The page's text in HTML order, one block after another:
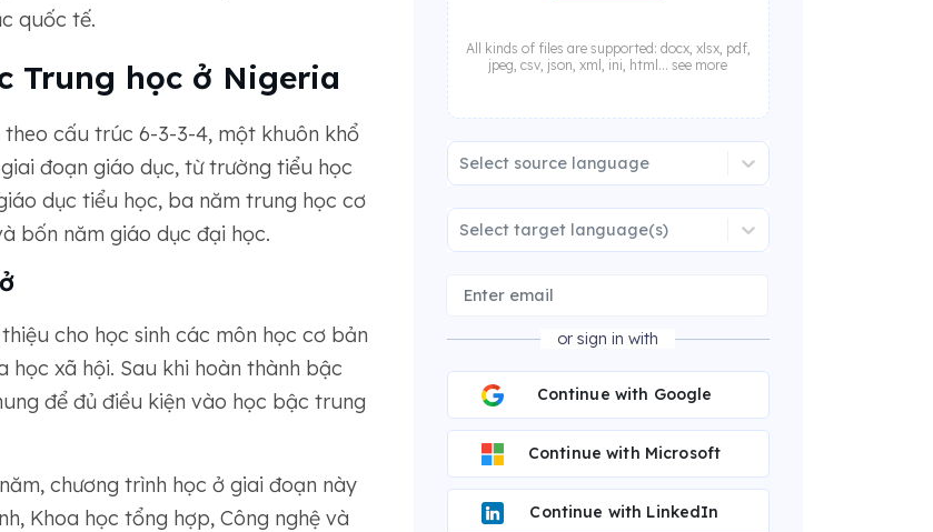
quốc tế.
Trung học ở Nigeria
cấu trúc 6-3-3-4, một khuôn khổ
đoạn giáo dục, từ trường tiểu học
dục tiểu học, ba năm trung học cơ
bốn năm giáo dục đại học.
cho học sinh các môn học cơ bản
học xã hội. Sau khi hoàn thành bậc
để đủ điều kiện vào học bậc trung
chương trình học ở giai đoạn này
Khoa học tổng hợp, Công nghệ và
All kinds of files are supported: docx, xlsx, pdf,
jpeg, csv, json, xml, ini, html... see more
Select source language
Select target language(s)
or sign in with
Continue with Google
Continue with Microsoft
Continue with LinkedIn